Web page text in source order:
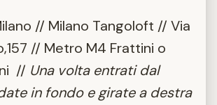
// Milano Tangoloft // Via
// Metro M4 Frattini o
// Una volta entrati dal
in fondo e girate a destra